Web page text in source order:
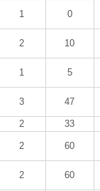
1 0
2 10
1 5
3 47
2
33
2 60
2 60